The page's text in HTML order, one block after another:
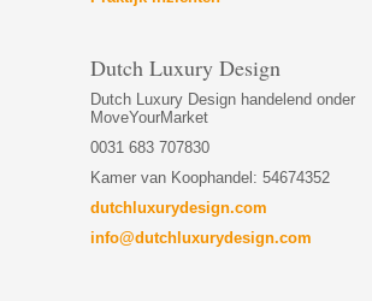
Dutch Luxury Design
Dutch Luxury Design handelend onder
MoveYourMarket
0031 683 707830
Kamer van Koophandel: 54674352
dutchluxurydesign.com
info@dutchluxurydesign.com